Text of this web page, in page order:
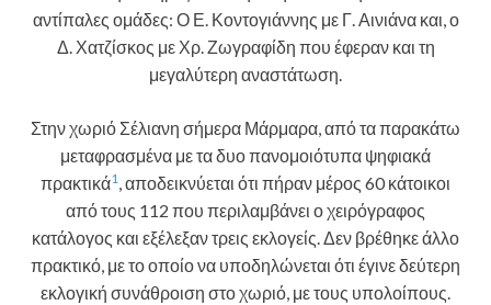
αντίπαλες ομάδες: Ο Ε. Κοντογιάννης με Γ. Αινιάνα και, ο
Δ. Χατζίσκος με Χρ. Ζωγραφίδη που έφεραν και τη
μεγαλύτερη αναστάτωση.
Στην χωριό Σέλιανη σήμερα Μάρμαρα, από τα παρακάτω
μεταφρασμένα με τα δυο πανομοιότυπα ψηφιακά
πρακτικά1, αποδεικνύεται ότι πήραν μέρος 60 κάτοικοι
από τους 112 που περιλαμβάνει ο χειρόγραφος
κατάλογος και εξέλεξαν τρεις εκλογείς. Δεν βρέθηκε άλλο
πρακτικό, με το οποίο να υποδηλώνεται ότι έγινε δεύτερη
εκλογική συνάθροιση στο χωριό, με τους υπολοίπους.